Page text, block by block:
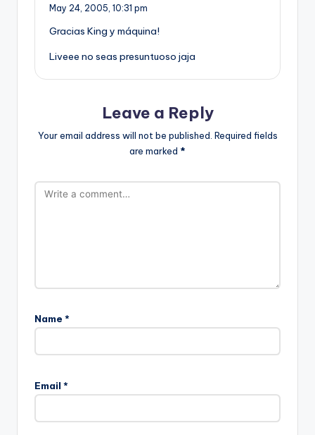
May 24, 2005, 10:31 pm
Gracias King y máquina!
Liveee no seas presuntuoso jaja
Leave a Reply
Your email address will not be published. Required fields
are marked *
Name *
Email *